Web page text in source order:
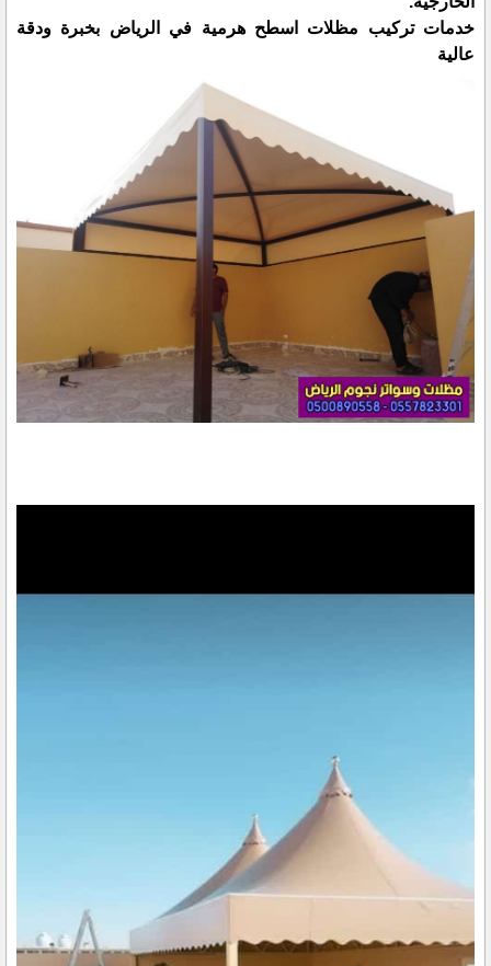
خدمات تركيب مظلات اسطح هرمية في الرياض بخبرة ودقة
عالية